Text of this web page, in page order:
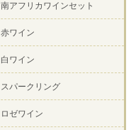
南アフリカワインセット
赤ワイン
白ワイン
スパークリング
ロゼワイン